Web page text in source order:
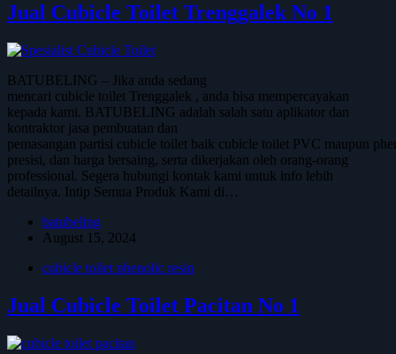
Jual Cubicle Toilet Trenggalek No 1
BATUBELING – Jika anda sedang
mencari cubicle toilet Trenggalek , anda bisa mempercayakan
kepada kami. BATUBELING adalah salah satu aplikator dan
kontraktor jasa pembuatan dan
pemasangan partisi cubicle toilet baik cubicle toilet PVC maupun
presisi, dan harga bersaing, serta dikerjakan oleh orang-orang
professional. Segera hubungi kontak kami untuk info lebih
detailnya. Intip Semua Produk Kami di…
batubeling
August 15, 2024
cubicle toilet phenolic resin
Jual Cubicle Toilet Pacitan No 1